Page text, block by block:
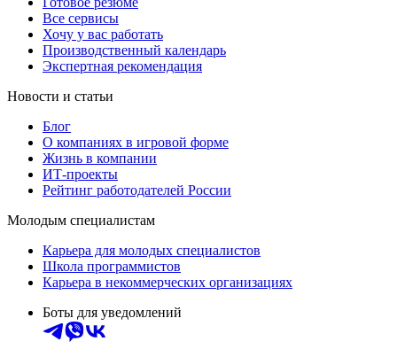
Все сервисы
Хочу у вас работать
Производственный календарь
Экспертная рекомендация
Новости и статьи
Блог
О компаниях в игровой форме
Жизнь в компании
ИТ-проекты
Рейтинг работодателей России
Молодым специалистам
Карьера для молодых специалистов
Школа программистов
Карьера в некоммерческих организациях
Боты для уведомлений